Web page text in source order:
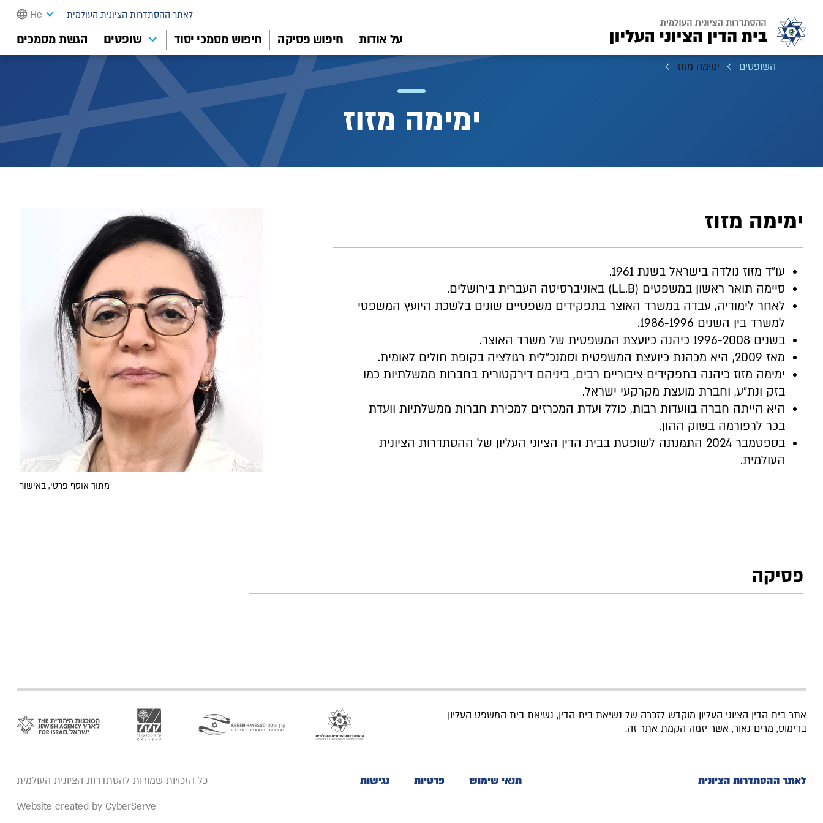
לאתר ההסתדרות הציונית העולמית He
על אודות חיפוש פסיקה חיפוש מסמכי יסוד שופטים הגשת מסמכים
השופטים ימימה מזוז
ימימה מזוז
ימימה מזוז
עו"ד מזוז נולדה בישראל בשנת 1961.
סיימה תואר ראשון במשפטים (LL.B) באוניברסיטה העברית בירושלים.
לאחר לימודיה, עבדה במשרד האוצר בתפקידים משפטיים שונים בלשכת היועץ המשפטי
למשרד בין השנים 1986-1996.
בשנים 1996-2008 כיהנה כיועצת המשפטית של משרד האוצר.
מאז 2009, היא מכהנת כיועצת המשפטית וסמנכ"לית רגולציה בקופת חולים לאומית.
ימימה מזוז כיהנה בתפקידים ציבוריים רבים, ביניהם דירקטורית בחברות ממשלתיות כמו
בזק ונת"ע, וחברת מועצת מקרקעי ישראל.
היא הייתה חברה בוועדות רבות, כולל ועדת המכרזים למכירת חברות ממשלתיות וועדת
בכר לרפורמה בשוק ההון.
בספטמבר 2024 התמנתה לשופטת בבית הדין הציוני העליון של ההסתדרות הציונית
העולמית.
מתוך אוסף פרטי, באישור
פסיקה
אתר בית הדין הציוני העליון מוקדש לזכרה של נשיאת בית הדין, נשיאת בית המשפט העליון
בדימוס, מרים נאור, אשר יזמה הקמת אתר זה.
לאתר ההסתדרות הציונית תנאי שימוש פרטיות נגישות
כל הזכויות שמורות להסתדרות הציונית העולמית
Website created by CyberServe